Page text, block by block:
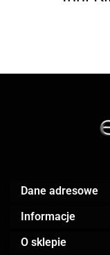
Dane adresowe
Informacje
O sklepie